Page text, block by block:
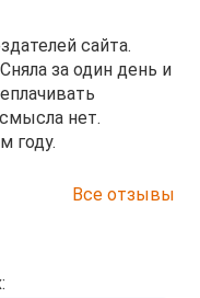
сайта.
за один день и
нет.
году.
Все отзывы